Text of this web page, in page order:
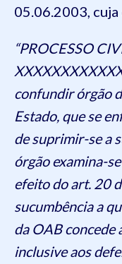
05.06.2003,
“PROCESSO
confundir órgão
Estado, que se
de suprimir-se a
órgão examina-
efeito do art. 20
sucumbência a
da OAB concede
inclusive aos